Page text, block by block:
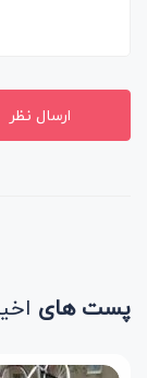
ارسال نظر
پست های